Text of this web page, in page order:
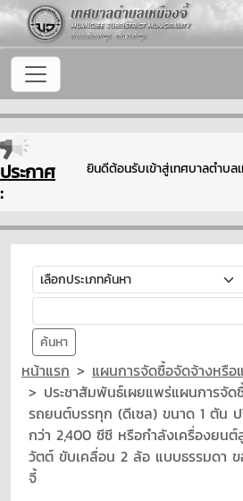
ประกาศ
:
ยินดีต้อนรับเข้าสู่เทศบาลตำบ
ค้นหา
หน้าแรก
แผนการจัดซื้อจัดจ้างหรื
ประชาสัมพันธ์เผยแพร่แผนการจัด
รถยนต์บรรทุก (ดีเซล) ขนาด 1 ตัน ป
กว่า 2,400 ซีซี หรือกำลังเครื่องยนต์
วัตต์ ขับเคลื่อน 2 ล้อ แบบธรรมดา ข
จี้